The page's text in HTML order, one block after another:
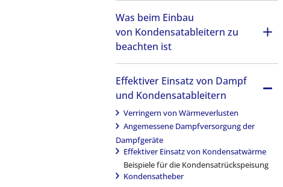
Anwendungsspezifische
Produkte
Kondensatableitern
Betriebsarten von Kondensatableitern
Verständnis des Betriebsdrucks
Was bei der Auswahl von
Kondensatableitern hinsichtlich der
Kondensatableitermodells
Identifizierung von
Kondensatableitern
Was beim Einbau
von Kondensatableitern zu
beachten ist
Kondensatableitern
Verrohrung auf der Sekundärseite von
Kondensatableitern
Effektiver Einsatz von Dampf
und Kondensatableitern
Verringern von Wärmeverlusten
Angemessene Dampfversorgung der
Dampfgeräte
Effektiver Einsatz von Kondensatwärme
Beispiele für die Kondensatrückspeisung
Kondensatheber